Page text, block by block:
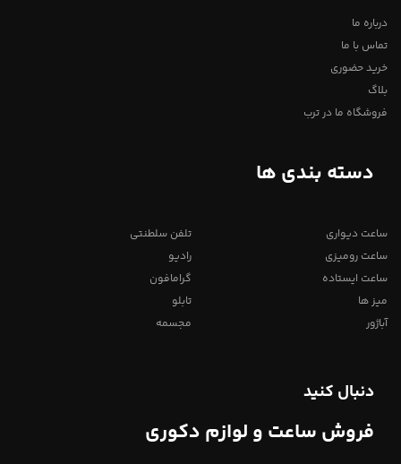
درباره ما
تماس با ما
خرید حضوری
بلاگ
فروشگاه ما در ترب
دسته بندی ها
ساعت دیواری
ساعت رومیزی
ساعت ایستاده
میز ها
آباژور
تلفن سلطنتی
رادیو
گرامافون
تابلو
مجسمه
دنبال کنید
فروش ساعت و لوازم دکوری